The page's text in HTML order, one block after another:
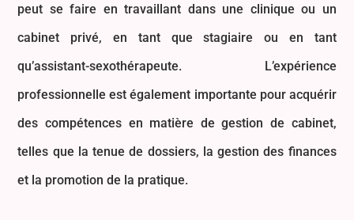
peut se faire en travaillant dans une clinique ou un
cabinet privé, en tant que stagiaire ou en tant
qu’assistant-sexothérapeute. L’expérience
professionnelle est également importante pour acquérir
des compétences en matière de gestion de cabinet,
telles que la tenue de dossiers, la gestion des finances
et la promotion de la pratique.